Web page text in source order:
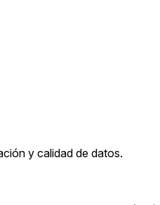
y calidad de datos.